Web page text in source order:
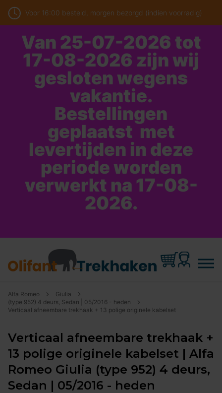
Voor 16:00 besteld, morgen bezorgd (indien voorradig)
Van 25-07-2026 tot
17-08-2026 zijn wij
gesloten wegens
vakantie.
Bestellingen
geplaatst met
levertijden in deze
periode worden
verwerkt na 17-08-
2026.
Alfa Romeo
Giulia
(type 952) 4 deurs, Sedan | 05/2016 - heden
Verticaal afneembare trekhaak + 13 polige originele kabelset
Verticaal afneembare trekhaak +
13 polige originele kabelset | Alfa
Romeo Giulia (type 952) 4 deurs,
Sedan | 05/2016 - heden